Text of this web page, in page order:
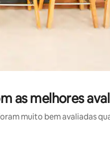
as melhores
muito bem avaliadas